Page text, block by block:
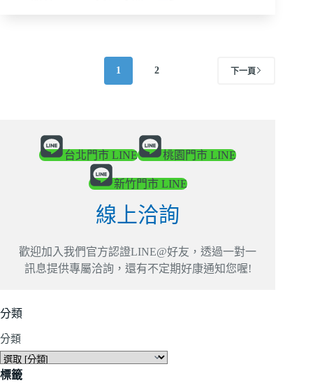
1 2 下一頁
台北門市 LINE 桃園門市 LINE
新竹門市 LINE
線上洽詢
歡迎加入我們官方認證LINE@好友，透過一對一
訊息提供專屬洽詢，還有不定期好康通知您喔!
分類
分類
標籤